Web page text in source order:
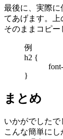
最後に、実際に
てあげます。上
そのままコピー
例
h2 {
font-
}
まとめ
いかがでしたで
こんな簡単にし